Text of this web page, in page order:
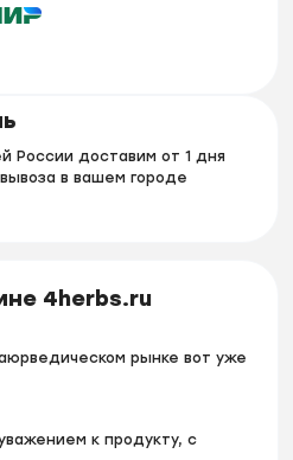
России доставим от 1 дня
в вашем городе
4herbs.ru
рынке вот уже
к продукту, с